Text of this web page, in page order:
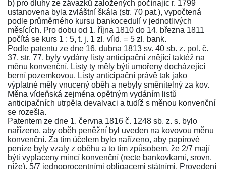
b) pro dluhy ze závazků založených počínajíc r. 1799
ustanovena byla zvláštní škála (str. 70 pat.), vypočtená
podle průměrného kursu bankocedulí v jednotlivých
měsících. Pro dobu od 1. října 1810 do 14. března 1811
počítá se kurs 1 : 5, t. j. 1 zl. víid. = 5 zl. bank.
Podle patentu ze dne 16. dubna 1813 sv. 40 sb. z. pol. č.
37, str. 77, byly vydány listy anticipační znějící taktéž na
měnu konvenční, Listy ty měly býti umořeny docházející
berní pozemkovou. Listy anticipační právě tak jako
výplatné měly vnucený oběh a nebyly směnitelný za kov.
Měna vídeňská zejména opětným vydáním listů
anticipačních utrpěla devalvaci a tudíž s měnou konvenční
se rozešla.
Patentem ze dne 1. června 1816 č. 1248 sb. z. s. bylo
nařízeno, aby oběh peněžní byl uveden na kovovou měnu
konvenční. Za tím účelem bylo nařízeno, aby papírové
peníze byly vzaly z oběhu a to tím způsobem, že 2/7 mají
býti vyplaceny mincí konvenční (recte bankovkami, srovn.
níže), 5/7 jednoprocentními obligacemi státními. Provedení